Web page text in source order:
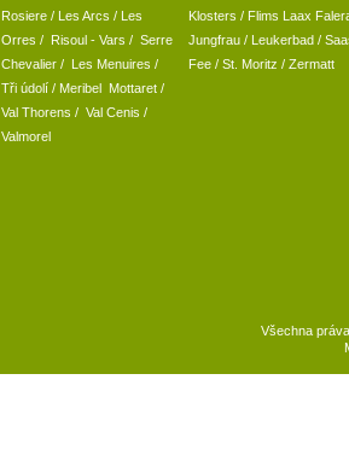
Rosiere / Les Arcs / Les
Orres / Risoul - Vars / Serre
Chevalier / Les Menuires /
Tři údolí / Meribel Mottaret /
Val Thorens / Val Cenis /
Valmorel
Klosters / Flims Laax
Jungfrau / Leukerbad /
Fee / St. Moritz / Zermatt
Všechna